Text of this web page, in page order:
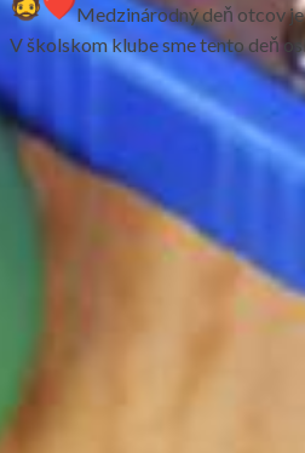
Medzinárodný deň otcov
V školskom klube sme tento deň